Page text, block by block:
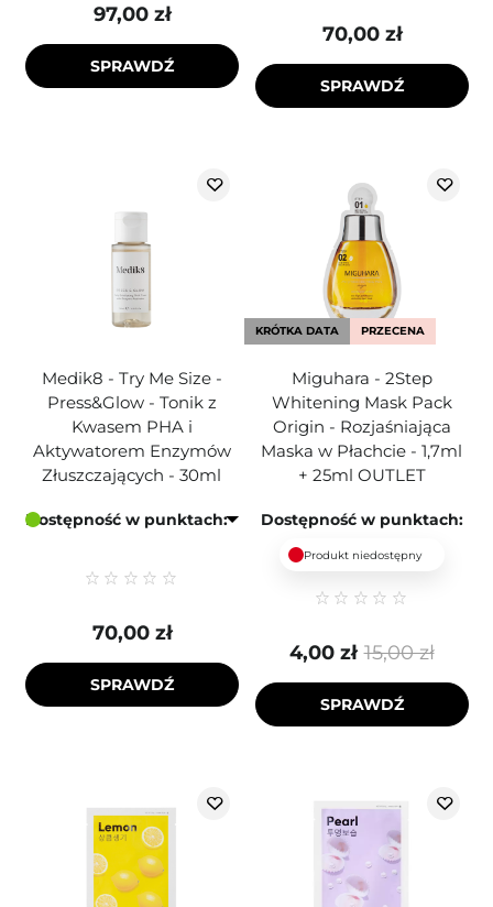
97,00 zł
SPRAWDŹ
70,00 zł
SPRAWDŹ
Medik8 - Try Me Size -
Press&Glow - Tonik z
Kwasem PHA i
Aktywatorem Enzymów
Złuszczających - 30ml
Dostępność w punktach:
70,00 zł
SPRAWDŹ
KRÓTKA DATA PRZECENA
Miguhara - 2Step
Whitening Mask Pack
Origin - Rozjaśniająca
Maska w Płachcie - 1,7ml
+ 25ml OUTLET
Dostępność w punktach:
Produkt niedostępny
15,00 zł
4,00 zł
SPRAWDŹ